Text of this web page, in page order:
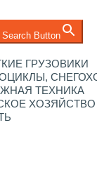
Search Button
ГРУЗОВИКИ
ТЕХНИКА
ХОЗЯЙСТВО